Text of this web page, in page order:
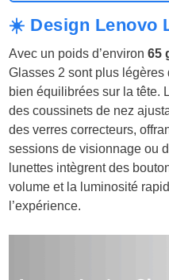
☀️ Design Lenovo
Avec un poids d’environ65
Glasses 2 sont plus
bien équilibrées sur la tête.
des coussinets de nez
des verres correcteurs,
sessions de visionnage ou
lunettes intègrent des
volume et la luminosité
l’expérience.